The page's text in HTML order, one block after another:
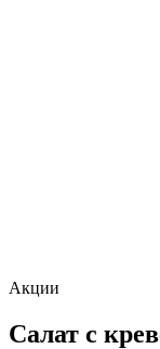
Акции
Салат с